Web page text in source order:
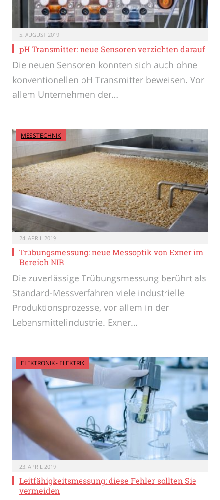
5. AUGUST 2019
pH Transmitter: neue Sensoren verzichten darauf
Die neuen Sensoren konnten sich auch ohne
konventionellen pH Transmitter beweisen. Vor
allem Unternehmen der…
MESSTECHNIK
24. APRIL 2019
Trübungsmessung: neue Messoptik von Exner im
Bereich NIR
Die zuverlässige Trübungsmessung berührt als
Standard-Messverfahren viele industrielle
Produktionsprozesse, vor allem in der
Lebensmittelindustrie. Exner…
ELEKTRONIK - ELEKTRIK
23. APRIL 2019
Leitfähigkeitsmessung: diese Fehler sollten Sie
vermeiden